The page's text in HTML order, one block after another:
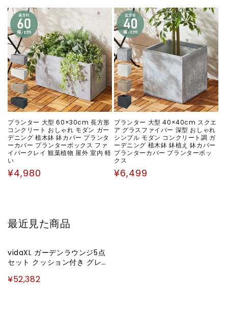
価
格
価
格
プランター 大型 60×30cm 長方形
コンクリート おしゃれ モダン ガー
デニング 植木鉢 鉢カバー プランタ
ーカバー プランターボックス ファ
イバークレイ 観葉植物 屋外 室内 軽
い
通
¥4,980
プランター 大型 40×40cm スクエ
ア グラスファイバー 深型 おしゃれ
シンプル モダン コンクリート調 ガ
ーデニング 植木鉢 鉢植え 鉢カバー
プランターカバー プランターボッ
クス
通
¥6,499
最近見た商品
vidaXL ガーデンラウンジ5点
セット クッション付き グレー
家具 屋外家具セット(代引不
¥52,382